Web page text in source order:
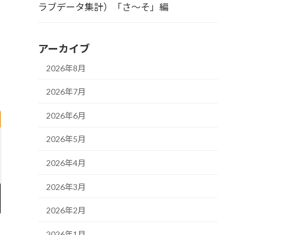
ラブデータ集計）「さ～そ」編
アーカイブ
2026年8月
2026年7月
2026年6月
2026年5月
2026年4月
2026年3月
2026年2月